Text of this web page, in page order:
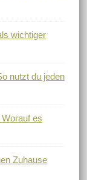
wichtiger
nutzt du jeden
es
Zuhause